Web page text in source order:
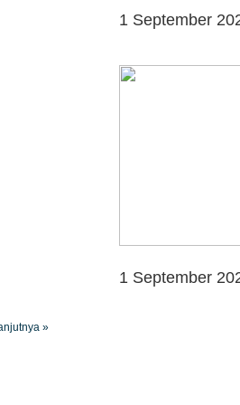
1 September
1 September
»